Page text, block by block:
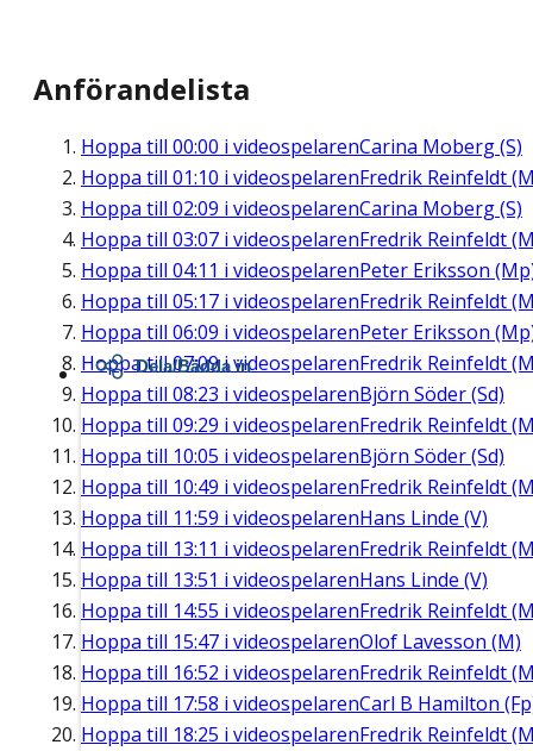
Anförandelista
Hoppa till 00:00 i videospelarenCarina Moberg (S)
Hoppa till 01:10 i videospelarenFredrik Reinfeldt
Hoppa till 02:09 i videospelarenCarina Moberg (S)
Hoppa till 03:07 i videospelarenFredrik Reinfeldt
Hoppa till 04:11 i videospelarenPeter Eriksson
Hoppa till 05:17 i videospelarenFredrik Reinfeldt
Hoppa till 06:09 i videospelarenPeter Eriksson
Hoppa till07:09i videospelarenFredrik Reinfeldt
Hoppa till 08:23 i videospelarenBjörn Söder (Sd)
Hoppa till 09:29 i videospelarenFredrik Reinfeldt
Hoppa till 10:05 i videospelarenBjörn Söder (Sd)
Hoppa till 10:49 i videospelarenFredrik Reinfeldt
Hoppa till 11:59 i videospelarenHans Linde (V)
Hoppa till 13:11 i videospelarenFredrik Reinfeldt
Hoppa till 13:51 i videospelarenHans Linde (V)
Hoppa till 14:55 i videospelarenFredrik Reinfeldt
Hoppa till 15:47 i videospelarenOlof Lavesson (M)
Hoppa till 16:52 i videospelarenFredrik Reinfeldt
Hoppa till 17:58 i videospelarenCarl B Hamilton
Hoppa till 18:25 i videospelarenFredrik Reinfeldt
Dela/Bädda in